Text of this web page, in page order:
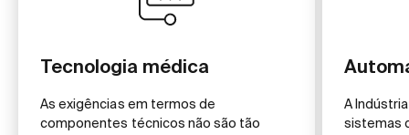
Tecnologia médica
As exigências em termos de
componentes técnicos não são tão
A
sistemas